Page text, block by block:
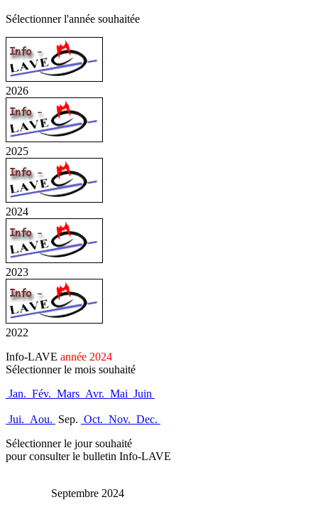
Sélectionner l'année souhaitée
2026
2025
2024
2023
2022
Info-LAVE année 2024
Sélectionner le mois souhaité
Jan. Fév. Mars Avr. Mai Juin
Jui. Aou. Sep. Oct. Nov. Dec.
Sélectionner le jour souhaité
pour consulter le bulletin Info-LAVE
Septembre 2024